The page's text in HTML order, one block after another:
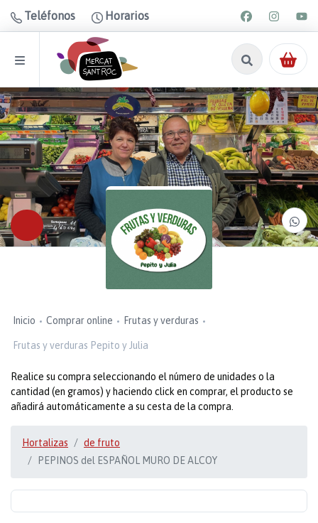
Teléfonos Horarios
Inicio Comprar online Frutas y verduras
Frutas y verduras Pepito y Julia
Realice su compra seleccionando el número de unidades o la
cantidad (en gramos) y haciendo click en comprar, el producto se
añadirá automáticamente a su cesta de la compra.
Hortalizas
de fruto
PEPINOS del ESPAÑOL MURO DE ALCOY